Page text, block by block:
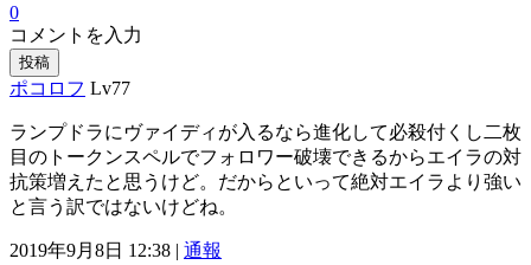
0
コメントを入力
投稿
ポコロフ Lv77
ランプドラにヴァイディが入るなら進化して必殺付くし二枚
目のトークンスペルでフォロワー破壊できるからエイラの対
抗策増えたと思うけど。だからといって絶対エイラより強い
と言う訳ではないけどね。
2019年9月8日 12:38 | 通報